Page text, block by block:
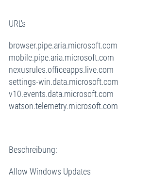
URL's
browser.pipe.aria.microsoft.com
mobile.pipe.aria.microsoft.com
nexusrules.officeapps.live.com
settings-win.data.microsoft.com
v10.events.data.microsoft.com
watson.telemetry.microsoft.com
Beschreibung:
Allow Windows Updates